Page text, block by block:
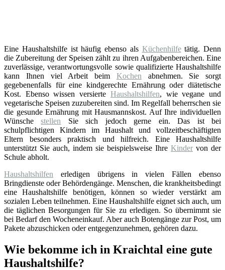
Eine Haushaltshilfe ist häufig ebenso als Küchenhilfetätig. Denn
die Zubereitung der Speisen zählt zu ihren Aufgabenbereichen. Eine
zuverlässige, verantwortungsvolle sowie qualifizierte Haushaltshilfe
kann Ihnen viel Arbeit beim Kochen abnehmen. Sie sorgt
gegebenenfalls für eine kindgerechte Ernährung oder diätetische
Kost. Ebenso wissen versierte Haushaltshilfen, wie vegane und
vegetarische Speisen zuzubereiten sind. Im Regelfall beherrschen sie
die gesunde Ernährung mit Hausmannskost. Auf Ihre individuellen
Wünschestellen Sie sich jedoch gerne ein. Das ist bei
schulpflichtigen Kindern im Haushalt und vollzeitbeschäftigten
Eltern besonders praktisch und hilfreich. Eine Haushaltshilfe
unterstützt Sie auch, indem sie beispielsweise Ihre Kinder von der
Schule abholt.
Haushaltshilfen erledigen übrigens in vielen Fällen ebenso
Bringdienste oder Behördengänge. Menschen, die krankheitsbedingt
eine Haushaltshilfe benötigen, können so wieder verstärkt am
sozialen Leben teilnehmen. Eine Haushaltshilfe eignet sich auch, um
die täglichen Besorgungen für Sie zu erledigen. So übernimmt sie
bei Bedarf den Wocheneinkauf. Aber auch Botengänge zur Post, um
Pakete abzuschicken oder entgegenzunehmen, gehören dazu.
Wie bekomme ich in Kraichtal eine gute
Haushaltshilfe?